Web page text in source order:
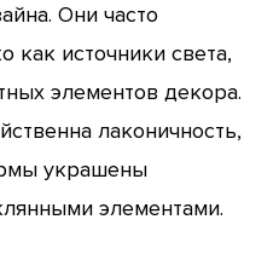
Они часто
как источники света,
элементов декора.
лаконичность,
украшены
элементами.